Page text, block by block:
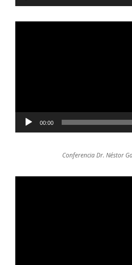
00:00
Conferencia Dr. Néstor